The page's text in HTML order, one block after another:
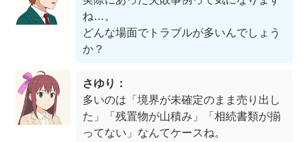
ね…。
どんな場面でトラブルが多いんでしょう
か？
さゆり：
多いのは「境界が未確定のまま売り出し
た」「残置物が山積み」「相続書類が揃
ってない」なんてケースね。